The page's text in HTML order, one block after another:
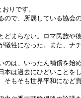
りです。
ので、所属している協会
どまらない。ロマ民族や
犠牲になった。また、ナ
のは、いったん補償を始
本は過去にひどいことを
そもそも世界平和になど